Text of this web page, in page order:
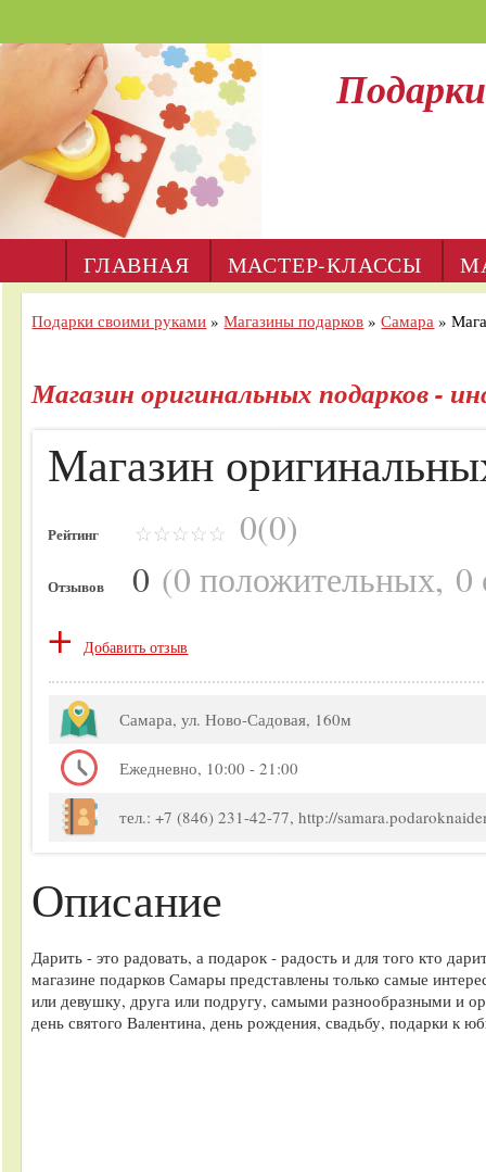
Подарки
ГЛАВНАЯ МАСТЕР-КЛАССЫ
Подарки своими руками »Магазины подарков »Самара »
Магазин оригинальных подарков -
Магазин
Рейтинг 0(0)
Отзывов 0 (0 положительных, 0
+Добавить отзыв
Самара, ул. Ново-Садовая, 160м
Ежедневно, 10:00 - 21:00
тел.: +7 (846) 231-42-77, http://
Описание
Дарить - это радовать, а подарок - радость и для того кто
магазине подарков Самары представлены только самые
или девушку, друга или подругу, самыми разнообразными и
день святого Валентина, день рождения, свадьбу, подарки к